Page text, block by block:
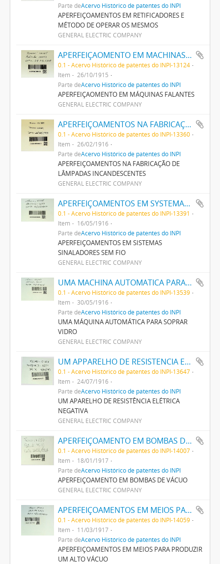
Parte deAcervo Histórico de patentes do INPI
APERFEIÇOAMENTOS EM RETIFICADORES E
MÉTODO DE OPERAR OS MESMOS
GENERAL ELECTRIC COMPANY
APERFEIÇAOMENTO EM MACHINAS FALANTES
0.1 - Acervo Histórico de patentes do INPI-13124
Item
26/10/1915
Parte deAcervo Histórico de patentes do INPI
APERFEIÇAOMENTO EM MÁQUINAS FALANTES
GENERAL ELECTRIC COMPANY
APERFEIÇOAMENTOS NA FABRICAÇÃO DE LAMPADAS INCANDESCENTES
0.1 - Acervo Histórico de patentes do INPI-13360
Item
26/02/1916
Parte deAcervo Histórico de patentes do INPI
APERFEIÇOAMENTOS NA FABRICAÇÃO DE
LÂMPADAS INCANDESCENTES
GENERAL ELECTRIC COMPANY
APERFEIÇOAMENTOS EM SYSTEMAS SIGNALADORES SEM FIO
0.1 - Acervo Histórico de patentes do INPI-13391
Item
16/05/1916
Parte deAcervo Histórico de patentes do INPI
APERFEIÇOAMENTOS EM SISTEMAS
SINALADORES SEM FIO
GENERAL ELECTRIC COMPANY
UMA MACHINA AUTOMATICA PARA SOPRAR VIDRO
0.1 - Acervo Histórico de patentes do INPI-13539
Item
30/05/1916
Parte deAcervo Histórico de patentes do INPI
UMA MÁQUINA AUTOMÁTICA PARA SOPRAR
VIDRO
GENERAL ELECTRIC COMPANY
UM APPARELHO DE RESISTENCIA ELECTRICA NEGATIVA
0.1 - Acervo Histórico de patentes do INPI-13647
Item
24/07/1916
Parte deAcervo Histórico de patentes do INPI
UM APARELHO DE RESISTÊNCIA ELÉTRICA
NEGATIVA
GENERAL ELECTRIC COMPANY
APERFEIÇOAMENTO EM BOMBAS DE VACUO
0.1 - Acervo Histórico de patentes do INPI-14007
Item
18/01/1917
Parte deAcervo Histórico de patentes do INPI
APERFEIÇOAMENTO EM BOMBAS DE VÁCUO
GENERAL ELECTRIC COMPANY
APERFEIÇOAMENTOS EM MEIOS PARA PRODUZIR UM ALTO VACUO
0.1 - Acervo Histórico de patentes do INPI-14059
Item
11/03/1917
Parte deAcervo Histórico de patentes do INPI
APERFEIÇOAMENTOS EM MEIOS PARA PRODUZIR
UM ALTO VÁCUO